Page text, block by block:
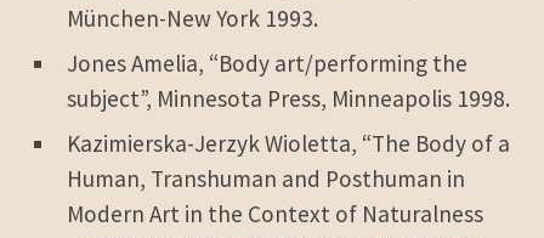
München-New York 1993.
Jones Amelia, “Body art/performing the
subject”, Minnesota Press, Minneapolis 1998.
Kazimierska-Jerzyk Wioletta, “The Body of a
Human, Transhuman and Posthuman in
Modern Art in the Context of Naturalness